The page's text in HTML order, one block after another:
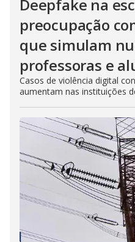
Deepfake na
preocupação
que simulam
professoras e
Casos de violência digital
aumentam nas instituições